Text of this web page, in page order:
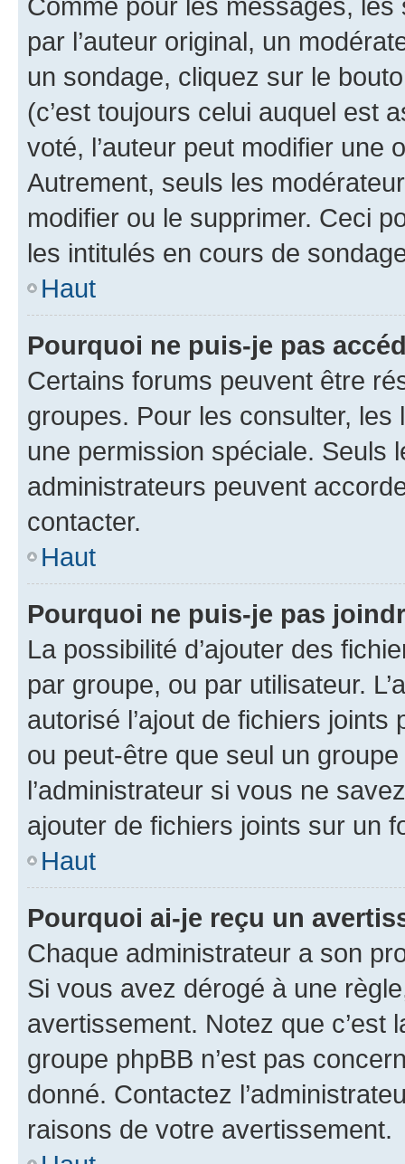
par l’auteur original, un
un sondage, cliquez sur le
(c’est toujours celui auquel est
voté, l’auteur peut modifier une
Autrement, seuls les
modifier ou le supprimer. Ceci
les intitulés en cours de
Haut
Pourquoi ne puis-je pas
Certains forums peuvent être
groupes. Pour les consulter,
une permission spéciale. Seuls
administrateurs peuvent
contacter.
Haut
Pourquoi ne puis-je pas
La possibilité d’ajouter des
par groupe, ou par utilisateur.
autorisé l’ajout de fichiers
ou peut-être que seul un
l’administrateur si vous ne
ajouter de fichiers joints sur un
Haut
Pourquoi ai-je reçu un
Chaque administrateur a son
Si vous avez dérogé à une
avertissement. Notez que c’est
groupe phpBB n’est pas
donné. Contactez
raisons de votre avertissement.